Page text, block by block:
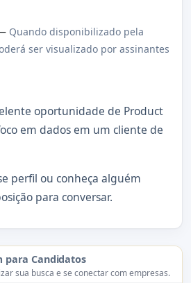
Quando disponibilizado pela
ser visualizado por assinantes
oportunidade de Product
em dados em um cliente de
perfil ou conheça alguém
para conversar.
para Candidatos
sua busca e se conectar com empresas.